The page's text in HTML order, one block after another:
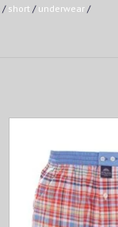
/ short / underwear /
TOEVOEGEN AAN